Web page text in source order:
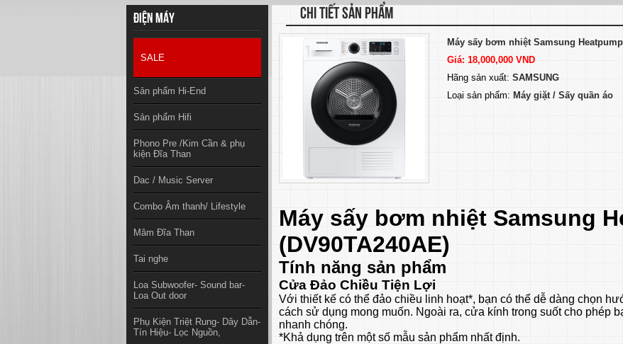
Điện máy
SALE
Sản phẩm Hi-End
Sản phẩm Hifi
Phono Pre /Kim Cần & phụ
kiện Đĩa Than
Dac / Music Server
Combo Âm thanh/ Lifestyle
Mâm Đĩa Than
Tai nghe
Loa Subwoofer- Sound bar-
Loa Out door
Phụ Kiện Triệt Rung- Dây Dẫn-
Tín Hiệu- Lọc Nguồn,
CHI TIẾT SẢN PHẨM
Máy sấy bơm nhiệt Samsung
Giá: 18,000,000 VND
Hãng sản xuất: SAMSUNG
Loại sản phẩm: Máy giặt / Sấy quần áo
Máy sấy bơm nhiệt Samsung
(DV90TA240AE)
Tính năng sản phẩm
Cửa Đảo Chiều Tiện Lợi
Với thiết kế có thể đảo chiều linh hoạt*, bạn có thể dễ dàng chọn
cách sử dụng mong muốn. Ngoài ra, cửa kính trong suốt cho phép
nhanh chóng.
*Khả dụng trên một số mẫu sản phẩm nhất định.